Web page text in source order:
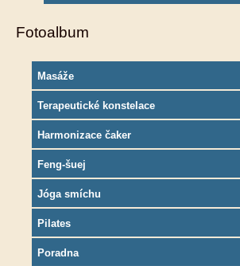
Fotoalbum
Masáže
Terapeutické konstelace
Harmonizace čaker
Feng-šuej
Jóga smíchu
Pilates
Poradna